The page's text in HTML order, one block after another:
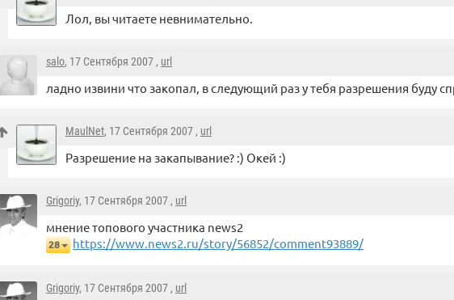
Лол, вы читаете невнимательно.
salo, 17 Сентября 2007 , url
ладно извини что закопал, в следующий раз у тебя разрешения буду
MaulNet, 17 Сентября 2007 , url
Разрешение на закапывание? :) Окей :)
Grigoriy, 17 Сентября 2007 , url
мнение топового участника news2
28 https://www.news2.ru/story/56852/comment93889/
Grigoriy, 17 Сентября 2007 , url